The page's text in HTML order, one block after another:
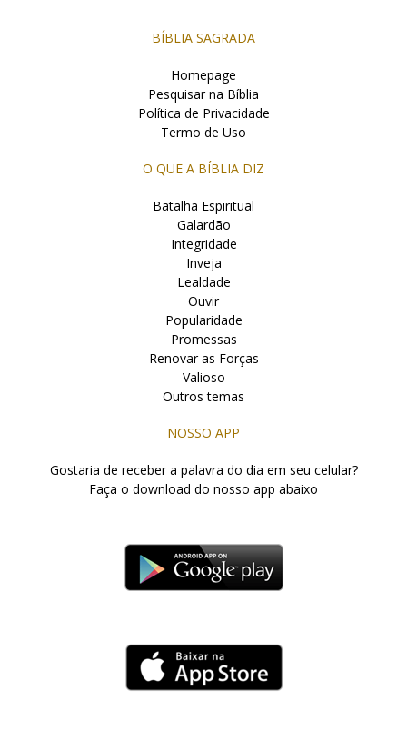
BÍBLIA SAGRADA
Homepage
Pesquisar na Bíblia
Política de Privacidade
Termo de Uso
O QUE A BÍBLIA DIZ
Batalha Espiritual
Galardão
Integridade
Inveja
Lealdade
Ouvir
Popularidade
Promessas
Renovar as Forças
Valioso
Outros temas
NOSSO APP
Gostaria de receber a palavra do dia em seu celular?
Faça o download do nosso app abaixo